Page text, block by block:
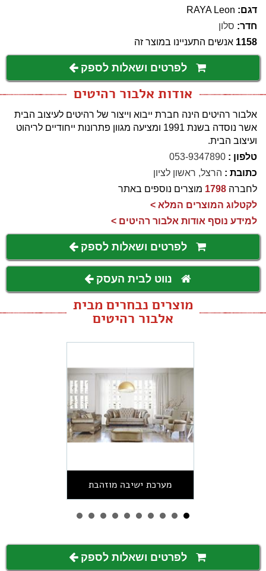
דגם: RAYA Leon
חדר: סלון
1158 אנשים התעניינו במוצר זה
לפרטים ושאלות לספק
אודות אלבור רהיטים
אלבור רהיטים הינה חברת ייבוא וייצור של רהיטים לעיצוב הבית
אשר נוסדה בשנת 1991 ומציעה מגוון פתרונות ייחודיים לריהוט
ועיצוב הבית.
טלפון : 053-9347890
כתובת : הרצל, ראשון לציון
לחברה 1798 מוצרים נוספים באתר
לקטלוג המוצרים המלא >
למידע נוסף אודות אלבור רהיטים >
לפרטים ושאלות לספק
נווט לבית העסק
מוצרים נבחרים מבית
אלבור רהיטים
מערכת ישיבה מוזהבת
לפרטים ושאלות לספק